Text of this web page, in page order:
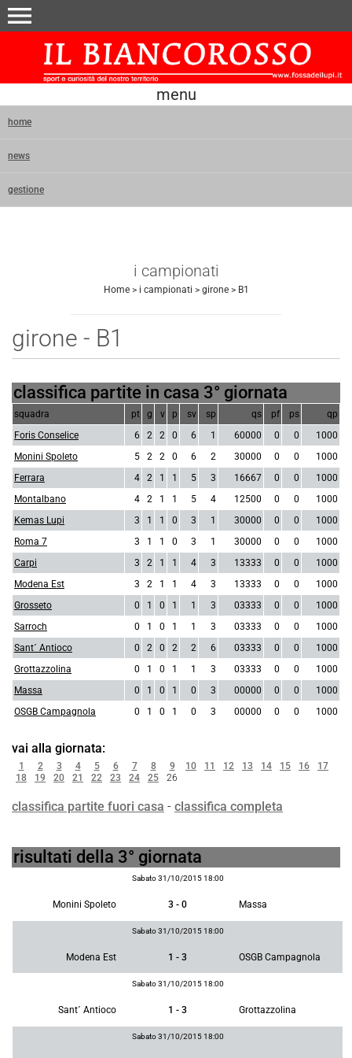
menu
menu
home
news
gestione
i campionati
Home> i campionati > girone> B1
girone - B1
classifica partite in casa 3° giornata
squadra pt g v p sv sp qs pf ps
qp
Foris Conselice
6 2 2 0 6 1 60000 0 0
1000
Monini Spoleto
5 2 2 0 6 2 30000 0 0
1000
Ferrara
4 2 1 1 5 3 16667 0 0
1000
Montalbano
4 2 1 1 5 4 12500 0 0
1000
Kemas Lupi
3 1 1 0 3 1 30000 0 0
1000
Roma 7
3 1 1 0 3 1 30000 0 0
1000
Carpi
3 2 1 1 4 3 13333 0 0
1000
Modena Est
3 2 1 1 4 3 13333 0 0
1000
Grosseto
0 1 0 1 1 3 03333 0 0
1000
Sarroch
0 1 0 1 1 3 03333 0 0
1000
Sant´ Antioco
0 2 0 2 2 6 03333 0 0
1000
Grottazzolina
0 1 0 1 1 3 03333 0 0
1000
Massa
0 1 0 1 0 3 00000 0 0
1000
OSGB Campagnola
0 1 0 1 0 3 00000 0 0 1000
vai alla giornata:
1 2 3 4 5 6 7 8 9 10 11 12 13 14 15 16
17
18
19 20 21 22 23 24 25 26
classifica partite fuori casa - classifica completa
risultati della 3° giornata
Sabato 31/10/2015 18:00
Monini Spoleto 3 - 0 Massa
Sabato 31/10/2015 18:00
Modena Est 1 - 3 OSGB Campagnola
Sabato 31/10/2015 18:00
Sant´ Antioco 1 - 3 Grottazzolina
Sabato 31/10/2015 18:00